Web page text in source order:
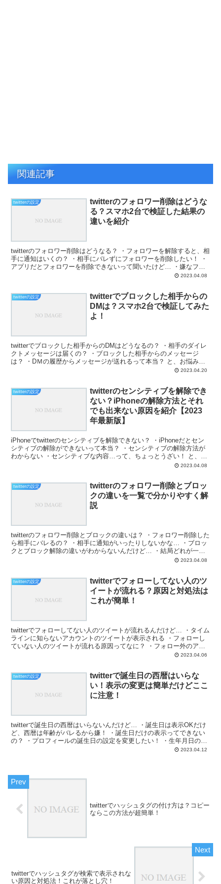
関連記事
twitterの設定
twitterのフォロワー削除はどうな
る？スマホ2台で検証した結果の
違いを紹介
twitterのフォロワー削除はどうなる？ ・フォロワーを解除すると、相
手に通知はいくの？ ・相手にバレずにフォロワーを削除したい！ ・
アプリだとフォロワーを削除できないって聞いたけど… ・嫌なフォ
2023.04.08
twitterの設定
twitterでブロックした相手からの
DMは？スマホ2台で検証してみた
よ！
twitterでブロックした相手からのDMはどうなるの？ ・相手のダイレ
クトメッセージは届くの？ ・ブロックした相手からのメッセージ
は？ ・DＭの履歴からメッセージが送れるって本当？ と、お悩みで
2023.04.20
twitterの設定
twitterのセンシティブを解除でき
ない？iPhoneの解除方法とそれ
でも出来ない原因を紹介【2023
年最新版】
iPhoneでtwitterのセンシティブを解除できない？ ・iPhoneだとセン
シティブの解除ができないって本当？ ・センシティブの解除方法が
わからない ・センシティブな内容…って、ちょっとうざい！ と、お
2023.04.08
twitterの設定
twitterのフォロワー削除とブロッ
クの違いを一覧で分かりやすく解
説
twitterのフォロワー削除とブロックの違いは？ ・フォロワー削除した
ら相手にバレるの？ ・相手に通知がいったりしないかな… ・ブロッ
クとブロック解除の違いがわからないんだけど… ・結局どれが一番
2023.04.08
twitterの設定
twitterでフォローしてない人のツ
イートが流れる？原因と対処法は
これが簡単！
twitterでフォローしてない人のツイートが流れるんだけど… ・タイム
ラインに知らないアカウントのツイートが表示される ・フォローし
ていない人のツイートが流れる原因ってなに？ ・フォロー外のアカ
2023.04.06
twitterの設定
twitterで誕生日の西暦はいらな
い！表示の変更は簡単だけどここ
に注意！
twitterで誕生日の西暦はいらないんだけど… ・誕生日は表示OKだけ
ど、西暦は年齢がバレるから嫌！ ・誕生日だけの表示ってできない
の？ ・プロフィールの誕生日の設定を変更したい！ ・生年月日の表
2023.04.12
twitterでハッシュタグの付け方は？コピー
ならこの方法が超簡単！
twitterでハッシュタグが検索で表示されな
い原因と対処法！これが落とし穴！